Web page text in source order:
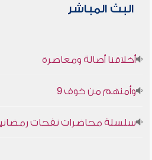
البث المباشر
أخلاقنا أصالة ومعاصرة
وأمنهم من خوف 9
سلسلة محاضرات نفحات رمضانية